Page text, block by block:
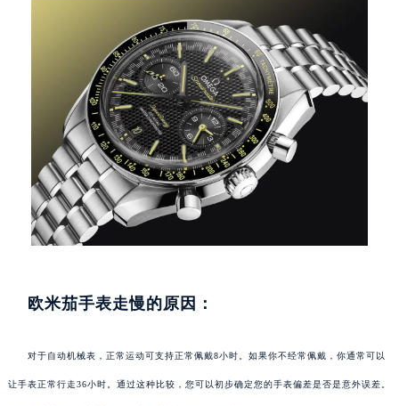
欧米茄手表走慢的原因：
对于自动机械表，正常运动可支持正常佩戴8小时。如果你不经常佩戴，你通常可以
让手表正常行走36小时。通过这种比较，您可以初步确定您的手表偏差是否是意外误差。